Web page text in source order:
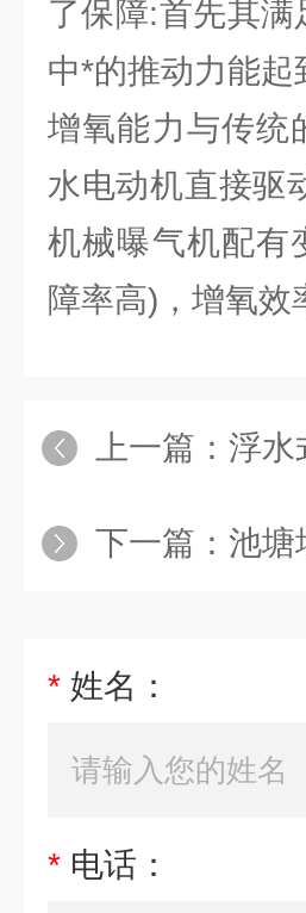
了保障:首先其
中*的推动力能
增氧能力与传统
水电动机直接驱
机械曝气机配有
障率高)，增氧
上一篇： 浮水
下一篇： 池塘
* 姓名：
* 电话：